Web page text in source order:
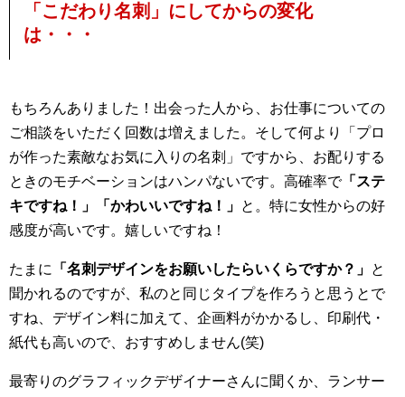
「こだわり名刺」にしてからの変化
は・・・
もちろんありました！出会った人から、お仕事についての
ご相談をいただく回数は増えました。そして何より「プロ
が作った素敵なお気に入りの名刺」ですから、お配りする
ときのモチベーションはハンパないです。高確率で「ステ
キですね！」「かわいいですね！」 と。特に女性からの好
感度が高いです。嬉しいですね！
たまに 「名刺デザインをお願いしたらいくらですか？」 と
聞かれるのですが、私のと同じタイプを作ろうと思うとで
すね、デザイン料に加えて、企画料がかかるし、印刷代・
紙代も高いので、おすすめしません(笑)
最寄りのグラフィックデザイナーさんに聞くか、ランサー